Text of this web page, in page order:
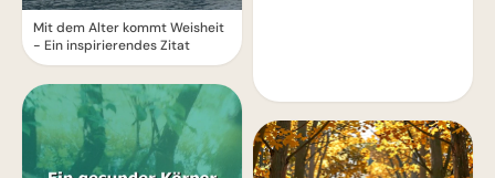
Mit dem Alter kommt Weisheit
- Ein inspirierendes Zitat